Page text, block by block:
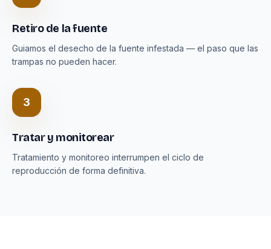
Retiro de la fuente
Guiamos el desecho de la fuente infestada — el paso que las
trampas no pueden hacer.
3
Tratar y monitorear
Tratamiento y monitoreo interrumpen el ciclo de
reproducción de forma definitiva.